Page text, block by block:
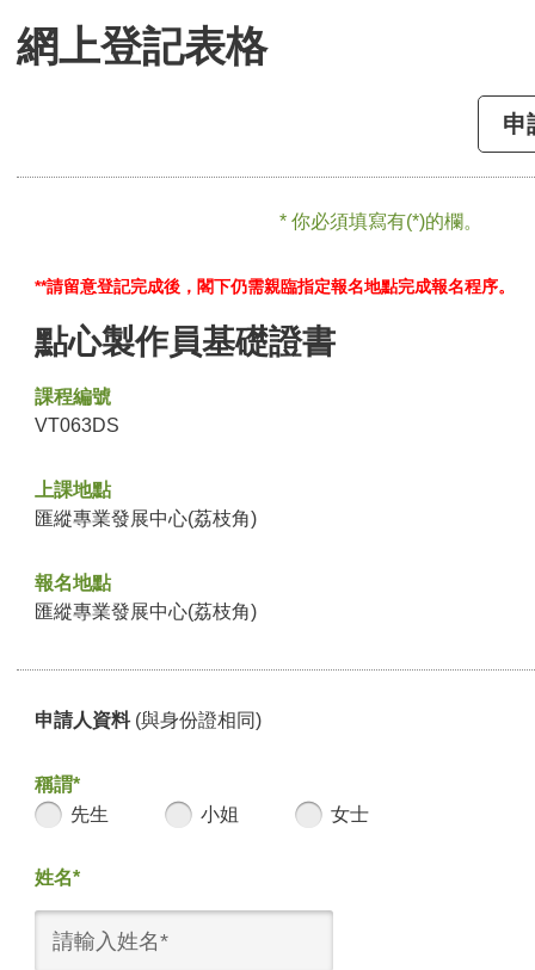
網上登記表格
申
* 你必須填寫有(*)的欄。
**請留意登記完成後，閣下仍需親臨指定報名地點完成報名程序。
點心製作員基礎證書
課程編號
VT063DS
上課地點
匯縱專業發展中心(荔枝角)
報名地點
匯縱專業發展中心(荔枝角)
申請人資料 (與身份證相同)
稱謂*
先生
小姐 女士
姓名*